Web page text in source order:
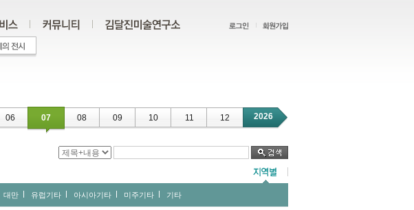
06 07 08 09 10 11 12 2026
대만 유럽기타 아시아기타 미주기타 기타